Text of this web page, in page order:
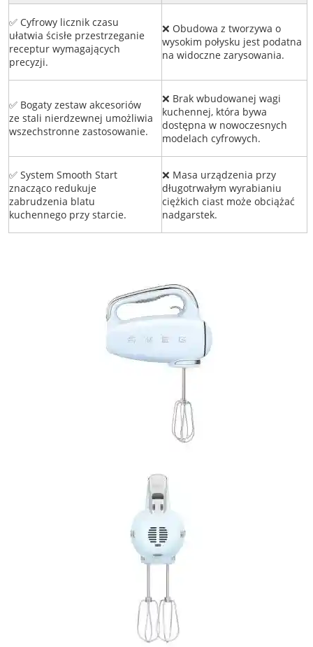
✅ Cyfrowy licznik czasu
ułatwia ścisłe przestrzeganie
receptur wymagających
precyzji.
❌ Obudowa z tworzywa o
wysokim połysku jest podatna
na widoczne zarysowania.
✅ Bogaty zestaw akcesoriów
ze stali nierdzewnej umożliwia
wszechstronne zastosowanie.
❌ Brak wbudowanej wagi
kuchennej, która bywa
dostępna w nowoczesnych
modelach cyfrowych.
✅ System Smooth Start
znacząco redukuje
zabrudzenia blatu
kuchennego przy starcie.
❌ Masa urządzenia przy
długotrwałym wyrabianiu
ciężkich ciast może obciążać
nadgarstek.